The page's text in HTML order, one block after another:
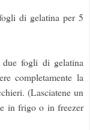
di gelatina per 5
fogli di gelatina
completamente la
(Lasciatene un
in frigo o in freezer